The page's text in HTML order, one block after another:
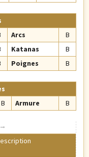
Arcs
B
Katanas
B
Poignes B
B Armure B